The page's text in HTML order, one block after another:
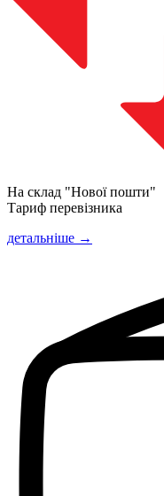
На склад "Нової пошти"
Тариф перевізника
детальніше →